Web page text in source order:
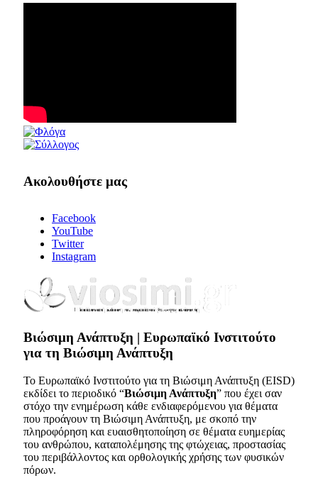
Ακολουθήστε μας
Facebook
YouTube
Twitter
Instagram
Bιώσιμη Ανάπτυξη | Ευρωπαϊκό Ινστιτούτο
για τη Βιώσιμη Ανάπτυξη
Το Ευρωπαϊκό Ινστιτούτο για τη Βιώσιμη Ανάπτυξη (EISD)
εκδίδει το περιοδικό “Βιώσιμη Ανάπτυξη” που έχει σαν
στόχο την ενημέρωση κάθε ενδιαφερόμενου για θέματα
που προάγουν τη Βιώσιμη Ανάπτυξη, με σκοπό την
πληροφόρηση και ευαισθητοποίηση σε θέματα ευημερίας
του ανθρώπου, καταπολέμησης της φτώχειας, προστασίας
του περιβάλλοντος και ορθολογικής χρήσης των φυσικών
πόρων.